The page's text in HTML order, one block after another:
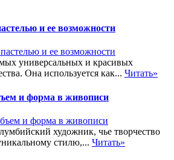
и ее возможности
универсальных и красивых
Она используется как... Читать»
и форма в живописи
художник, чье творчество
стилю,... Читать»